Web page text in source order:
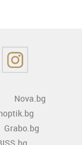
Nova.bg
Grabo.bg